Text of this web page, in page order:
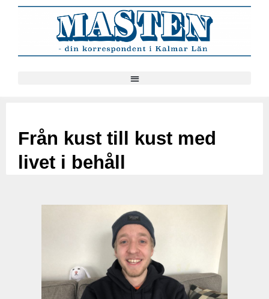
Från kust till kust med
livet i behåll